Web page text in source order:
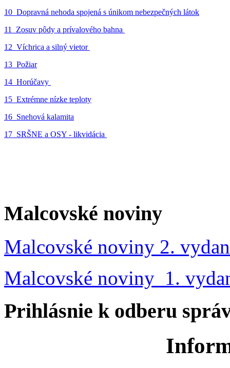
10_Dopravná nehoda spojená s únikom nebezpečných látok
11_Zosuv pôdy a prívalového bahna
12_Víchrica a silný vietor
13_Požiar
14_Horúčavy
15_Extrémne nízke teploty
16_Snehová kalamita
17_SRŠNE a OSY - likvidácia
Malcovské noviny
Malcovské noviny 2.
Malcovské noviny 1.
Prihlásnie k odberu